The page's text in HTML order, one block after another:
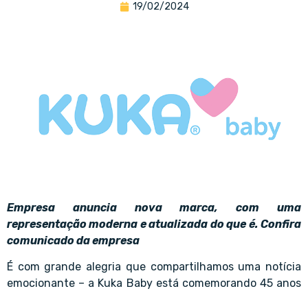
19/02/2024
Empresa anuncia nova marca, com uma
representação moderna e atualizada do que é. Confira
comunicado da empresa
É com grande alegria que compartilhamos uma notícia
emocionante – a Kuka Baby está comemorando 45 anos